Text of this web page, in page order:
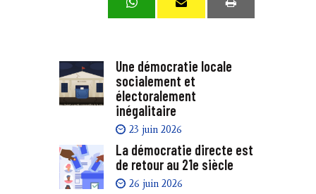
Une démocratie locale
socialement et
électoralement
inégalitaire
23 juin 2026
La démocratie directe est
de retour au 21e siècle
26 juin 2026